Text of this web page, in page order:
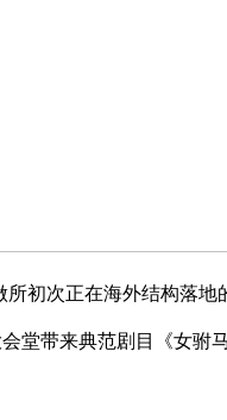
初次正在海外结构落
堂带来典范剧目《女